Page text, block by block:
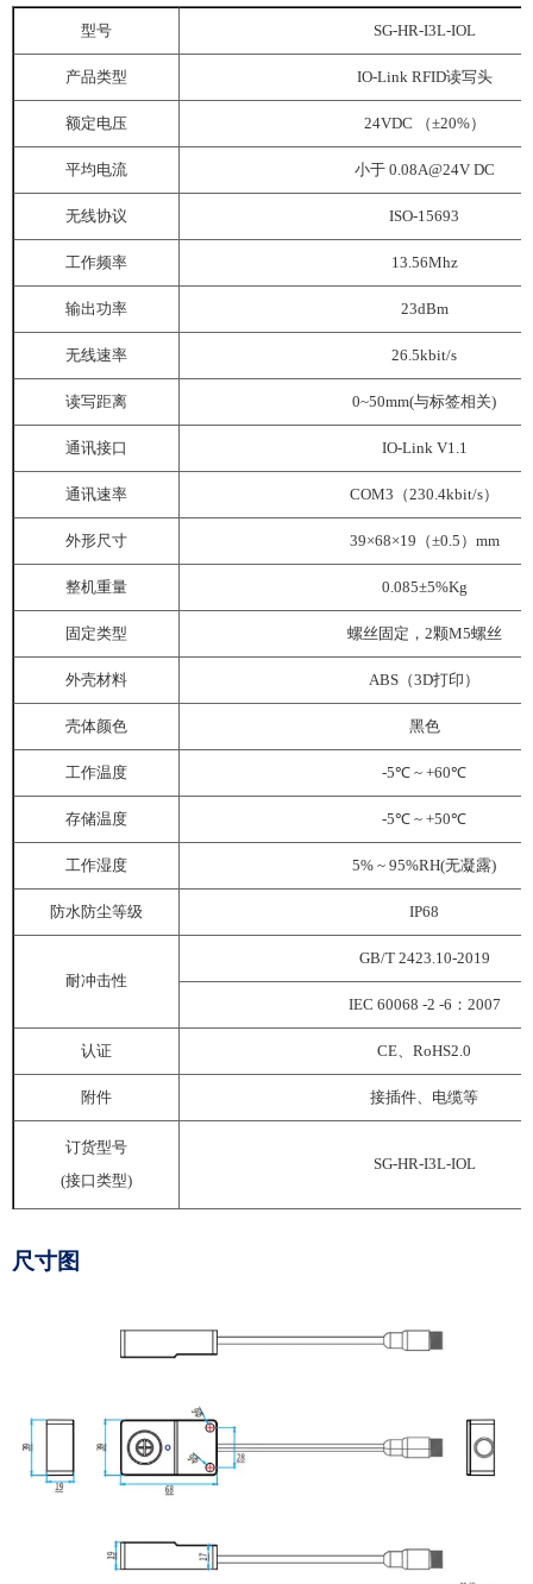
型号 SG-HR-I3L-IOL
产品类型 IO-Link RFID读写头
额定电压 24VDC （±20%）
平均电流 小于 0.08A@24V DC
无线协议 ISO-15693
工作频率 13.56Mhz
输出功率 23dBm
无线速率 26.5kbit/s
读写距离 0~50mm(与标签相关)
通讯接口 IO-Link V1.1
通讯速率 COM3（230.4kbit/s）
外形尺寸 39×68×19（±0.5）mm
整机重量 0.085±5%Kg
固定类型 螺丝固定，2颗M5螺丝
外壳材料 ABS（3D打印）
壳体颜色 黑色
工作温度 -5℃ ~ +60℃
存储温度 -5℃ ~ +50℃
工作湿度 5% ~ 95%RH(无凝露)
防水防尘等级 IP68
耐冲击性
GB/T 2423.10-2019
IEC 60068 -2 -6：2007
认证 CE、RoHS2.0
附件 接插件、电缆等
订货型号
(接口类型)
SG-HR-I3L-IOL
尺寸图